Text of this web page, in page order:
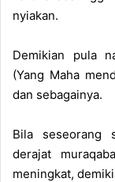
nyiakan.
Demikian pula
(Yang Maha
dan sebagainya.
Bila seseorang
derajat
meningkat,